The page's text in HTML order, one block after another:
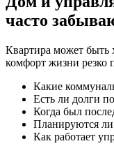
часто
Квартира может
комфорт жизни резко
Какие
Есть ли долги
Когда был
Планируются
Как работает